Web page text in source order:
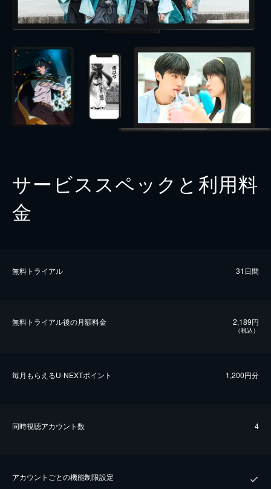
サービススペックと利用料
金
無料トライアル 31日間
無料トライアル後の⽉額料金 2,189円
（税込）
毎⽉もらえるU-NEXTポイント 1,200円分
同時視聴アカウント数 4
アカウントごとの機能制限設定